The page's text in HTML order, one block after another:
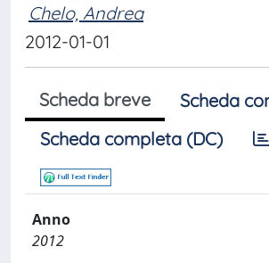
Chelo, Andrea
2012-01-01
Scheda breve
Scheda
Scheda completa (DC)
Anno
2012